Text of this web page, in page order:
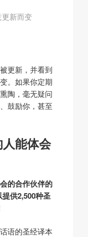
新而变
更新，并看到
。如果你定期
陶，毫无疑问
鼓励你，甚至
能体会
的合作伙伴的
供2,500种圣
语的圣经译本